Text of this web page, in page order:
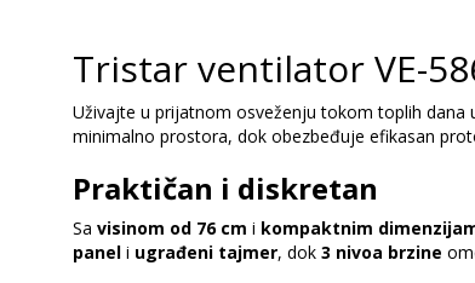
Tristar ventilator VE-
Uživajte u prijatnom osveženju tokom toplih dana
minimalno prostora, dok obezbeđuje efikasan
Praktičan i diskretan
Sa visinom od 76 cm i kompaktnim
panel i ugrađeni tajmer, dok 3 nivoa brzine